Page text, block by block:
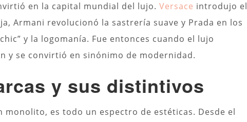
en la capital mundial del lujo. Versace introdujo el
Armani revolucionó la sastrería suave y Prada en los
y la logomanía. Fue entonces cuando el lujo
y se convirtió en sinónimo de modernidad.
y sus distintivos
monolito, es todo un espectro de estéticas. Desde el